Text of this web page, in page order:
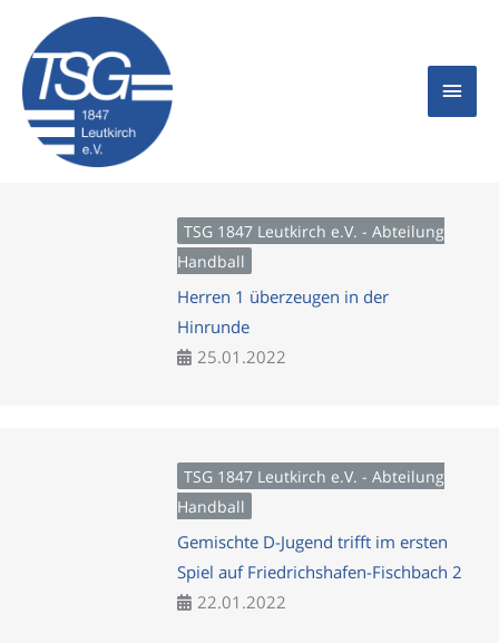
Inhalt
springen
TSG 1847 Leutkirch e.V. - Abteilung
Handball
Herren 1 überzeugen in der
Hinrunde
25.01.2022
TSG 1847 Leutkirch e.V. - Abteilung
Handball
Gemischte D-Jugend trifft im ersten
Spiel auf Friedrichshafen-Fischbach 2
22.01.2022